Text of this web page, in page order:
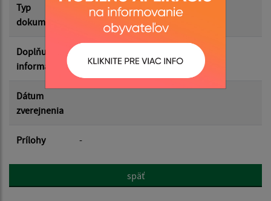
Typ
dokumentu
Doplňujúce
informácie
Dátum
zverejnenia
Prílohy -
späť